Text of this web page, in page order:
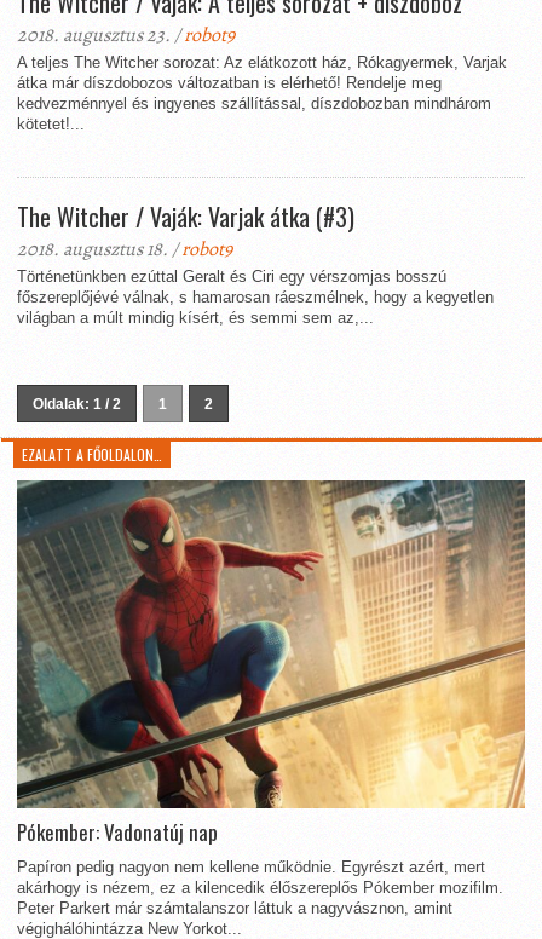
2018. augusztus 23. /robot9
A teljes The Witcher sorozat: Az elátkozott ház, Rókagyermek, Varjak
átka már díszdobozos változatban is elérhető! Rendelje meg
kedvezménnyel és ingyenes szállítással, díszdobozban mindhárom
kötetet!...
The Witcher / Vaják: Varjak átka (#3)
2018. augusztus 18. /robot9
Történetünkben ezúttal Geralt és Ciri egy vérszomjas bosszú
főszereplőjévé válnak, s hamarosan ráeszmélnek, hogy a kegyetlen
világban a múlt mindig kísért, és semmi sem az,...
Oldalak: 1 / 2 1 2
EZALATT A FŐOLDALON…
Pókember: Vadonatúj nap
Papíron pedig nagyon nem kellene működnie. Egyrészt azért, mert
akárhogy is nézem, ez a kilencedik élőszereplős Pókember mozifilm.
Peter Parkert már számtalanszor láttuk a nagyvásznon, amint
végighálóhintázza New Yorkot...